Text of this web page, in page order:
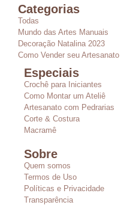
Categorias
Todas
Mundo das Artes Manuais
Decoração Natalina 2023
Como Vender seu Artesanato
Especiais
Crochê para Iniciantes
Como Montar um Ateliê
Artesanato com Pedrarias
Corte & Costura
Macramê
Sobre
Quem somos
Termos de Uso
Políticas e Privacidade
Transparência